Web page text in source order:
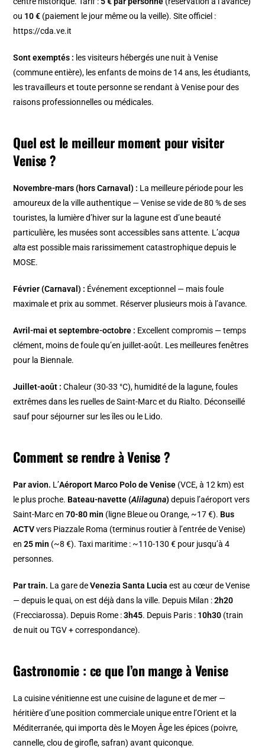
ou 10 € (paiement le jour même ou la veille). Site officiel :
https://cda.ve.it
Sont exemptés : les visiteurs hébergés une nuit à Venise
(commune entière), les enfants de moins de 14 ans, les étudiants,
les travailleurs et toute personne se rendant à Venise pour des
raisons professionnelles ou médicales.
Quel est le meilleur moment pour visiter
Venise ?
Novembre-mars (hors Carnaval) : La meilleure période pour les
amoureux de la ville authentique — Venise se vide de 80 % de ses
touristes, la lumière d’hiver sur la lagune est d’une beauté
particulière, les musées sont accessibles sans attente. L’acqua
altaest possible mais rarissimement catastrophique depuis le
MOSE.
Février (Carnaval) : Événement exceptionnel — mais foule
maximale et prix au sommet. Réserver plusieurs mois à l’avance.
Avril-mai et septembre-octobre : Excellent compromis — temps
clément, moins de foule qu’en juillet-août. Les meilleures fenêtres
pour la Biennale.
Juillet-août : Chaleur (30-33 °C), humidité de la lagune, foules
extrêmes dans les ruelles de Saint-Marc et du Rialto. Déconseillé
sauf pour séjourner sur les îles ou le Lido.
Comment se rendre à Venise ?
Par avion. L’Aéroport Marco Polo de Venise (VCE, à 12 km) est
le plus proche. Bateau-navette (Alilaguna) depuis l’aéroport vers
Saint-Marc en70-80 min (ligne Bleue ou Orange, ~17 €). Bus
ACTVvers Piazzale Roma (terminus routier à l’entrée de Venise)
en25 min (~8 €). Taxi maritime : ~110-130 € pour jusqu’à 4
personnes.
Par train. La gare deVenezia Santa Lucia est au cœur de Venise
— depuis le quai, on est déjà dans la ville. Depuis Milan :2h20
(Frecciarossa). Depuis Rome :3h45. Depuis Paris : 10h30 (train
de nuit ou TGV + correspondance).
Gastronomie : ce que l’on mange à Venise
La cuisine vénitienne est une cuisine de lagune et de mer —
héritière d’une position commerciale unique entre l’Orient et la
Méditerranée, qui importa dès le Moyen Âge les épices (poivre,
cannelle, clou de girofle, safran) avant quiconque.